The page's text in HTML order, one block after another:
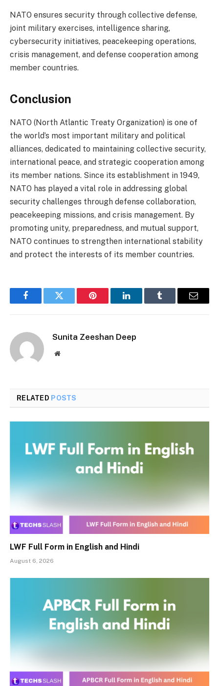
NATO ensures security through collective defense,
joint military exercises, intelligence sharing,
cybersecurity initiatives, peacekeeping operations,
crisis management, and defense cooperation among
member countries.
Conclusion
NATO (North Atlantic Treaty Organization) is one of
the world’s most important military and political
alliances, dedicated to maintaining collective security,
international peace, and strategic cooperation among
its member nations. Since its establishment in 1949,
NATO has played a vital role in addressing global
security challenges through defense collaboration,
peacekeeping missions, and crisis management. By
promoting unity, preparedness, and mutual support,
NATO continues to strengthen international stability
and protect the interests of its member countries.
FacebookTwitter Pinterest LinkedInTumblr Email
Sunita Zeeshan Deep
Website
RELATED POSTS
LWF Full Form in English and Hindi
August 6, 2026